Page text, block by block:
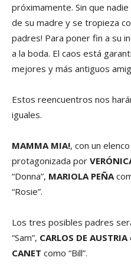
próximamente. Sin que
de su madre y se tropieza
padres! Para poner fin a su
a la boda. El caos está
mejores y más antiguos
Estos reencuentros nos
iguales.
MAMMA MIA!, con un
protagonizada por
“Donna”, MARIOLA PEÑA
“Rosie”.
Los tres posibles padres
“Sam”, CARLOS DE AUSTRIA
CANET como “Bill”.